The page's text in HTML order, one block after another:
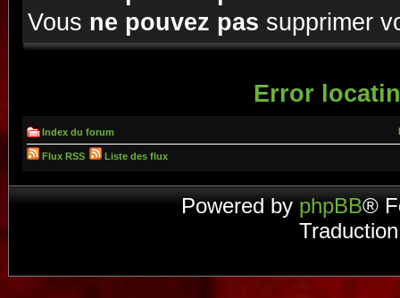
Vous ne pouvez pas supprimer
Error
Index du forum
Flux RSS Liste des flux
Powered by phpBB®